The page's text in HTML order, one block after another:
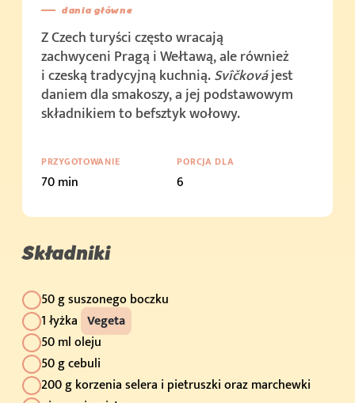
dania główne
Z Czech turyści często wracają
zachwyceni Pragą i Wełtawą, ale również
i czeską tradycyjną kuchnią.Svîčkovájest
daniem dla smakoszy, a jej podstawowym
składnikiem to befsztyk wołowy.
PRZYGOTOWANIE
70 min
PORCJA DLA
6
Składniki
50 g suszonego boczku
1 łyżka Vegeta
50 ml oleju
50 g cebuli
200 g korzenia selera i pietruszki oraz marchewki